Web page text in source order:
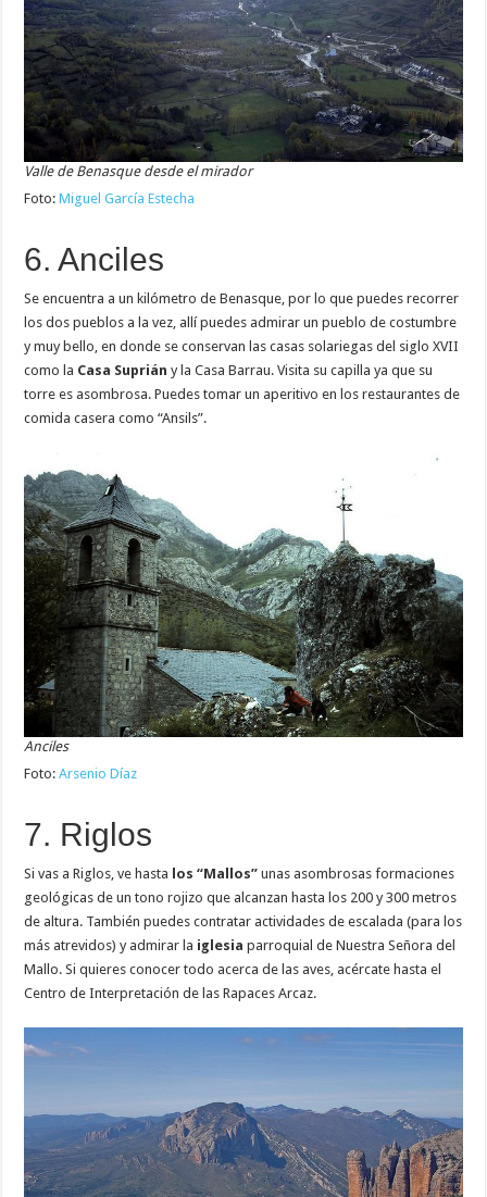
Valle de Benasque desde el mirador
Foto:Miguel García Estecha
6. Anciles
Se encuentra a un kilómetro de Benasque, por lo que puedes recorrer
los dos pueblos a la vez, allí puedes admirar un pueblo de costumbre
y muy bello, en donde se conservan las casas solariegas del siglo XVII
como la Casa Suprián y la Casa Barrau. Visita su capilla ya que su
torre es asombrosa. Puedes tomar un aperitivo en los restaurantes de
comida casera como “Ansils”.
Anciles
Foto:Arsenio Díaz
7. Riglos
Si vas a Riglos, ve hasta los “Mallos” unas asombrosas formaciones
geológicas de un tono rojizo que alcanzan hasta los 200 y 300 metros
de altura. También puedes contratar actividades de escalada (para los
más atrevidos) y admirar la iglesiaparroquial de Nuestra Señora del
Mallo. Si quieres conocer todo acerca de las aves, acércate hasta el
Centro de Interpretación de las Rapaces Arcaz.